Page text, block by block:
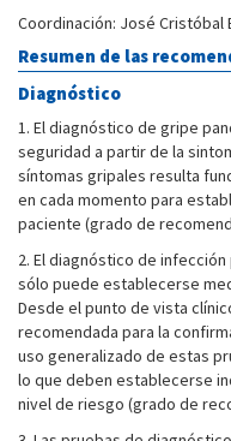
Coordinación: José Cristóbal
Resumen de las
Diagnóstico
1. El diagnóstico de gripe
seguridad a partir de la
síntomas gripales resulta
en cada momento para
paciente (grado de
2. El diagnóstico de
sólo puede establecerse
Desde el punto de vista
recomendada para la
uso generalizado de estas
lo que deben establecerse
nivel de riesgo (grado de